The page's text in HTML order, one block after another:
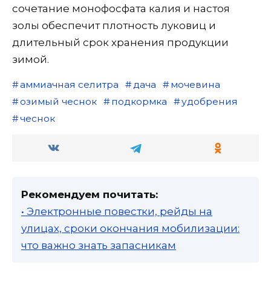
сочетание монофосфата калия и настоя
золы обеспечит плотность луковиц и
длительный срок хранения продукции
зимой.
аммиачная селитра дача
мочевина
озимый чеснок
подкормка
удобрения
чеснок
Рекомендуем почитать:
• Электронные повестки, рейды на
улицах, сроки окончания мобилизации:
что важно знать запасникам